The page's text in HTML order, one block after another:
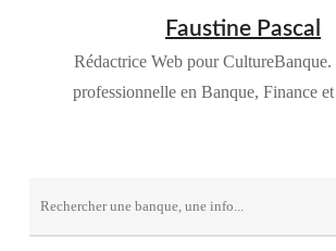
Faustine Pascal
Rédactrice Web pour
professionnelle en Banque, Finance